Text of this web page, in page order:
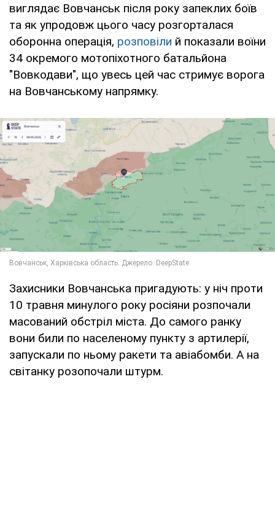
виглядає Вовчанськ після року запеклих боїв
та як упродовж цього часу розгорталася
оборонна операція, розповіли й показали воїни
34 окремого мотопіхотного батальйона
"Вовкодави", що увесь цей час стримує ворога
на Вовчанському напрямку.
Захисники Вовчанська пригадують: у ніч проти
10 травня минулого року росіяни розпочали
масований обстріл міста. До самого ранку
вони били по населеному пункту з артилерії,
запускали по ньому ракети та авіабомби. А на
світанку розопочали штурм.